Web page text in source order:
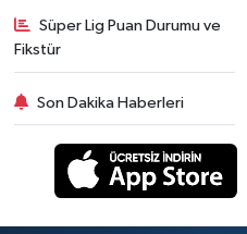
Süper Lig Puan Durumu ve
Fikstür
Son Dakika Haberleri